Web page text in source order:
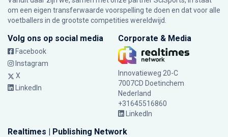
om een eigen transferwaarde voorspelling te doen en dat voor alle
voetballers in de grootste competities wereldwijd.
Volg ons op social media
Facebook
Instagram
X
LinkedIn
Corporate & Media
Innovatieweg 20-C
7007CD Doetinchem
Nederland
+31645516860
LinkedIn
Realtimes | Publishing Network